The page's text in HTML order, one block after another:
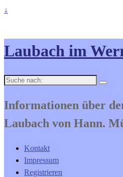
↓
Laubach im
Suche
Informationen über
Laubach von Hann.
Kontakt
Impressum
Registrieren